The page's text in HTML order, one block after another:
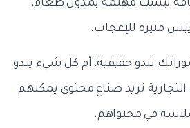
ليست مهتمة بمدون طعام،
مثيرة للإعجاب.
تبدو حقيقية، أم كل شيء يبدو
التجارية تريد صناع محتوى يمكنهم
في محتواهم.